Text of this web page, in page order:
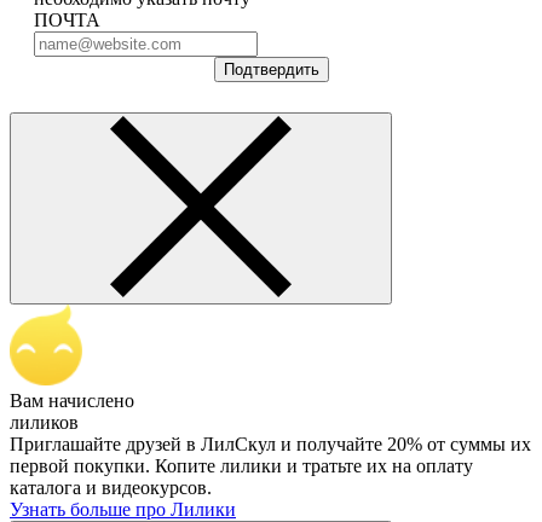
ПОЧТА
Подтвердить
Вам начислено
лиликов
Приглашайте друзей в ЛилСкул и получайте 20% от суммы их
первой покупки. Копите лилики и тратьте их на оплату
каталога и видеокурсов.
Узнать больше про Лилики